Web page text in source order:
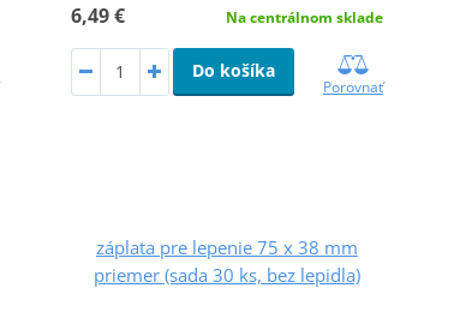
6,49 € Na centrálnom sklade
Do košíka
Porovnať
záplata pre lepenie 75 x 38 mm
priemer (sada 30 ks, bez lepidla)